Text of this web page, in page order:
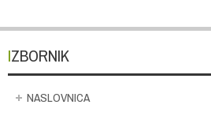
IZBORNIK
NASLOVNICA